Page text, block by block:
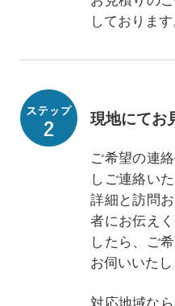
しております
現地にてお
ご希望の連
しご連絡い
詳細と訪問
者にお伝え
したら、ご
お伺いいたし
対応地域なら